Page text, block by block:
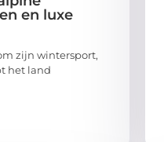
en luxe
zijn wintersport,
het land